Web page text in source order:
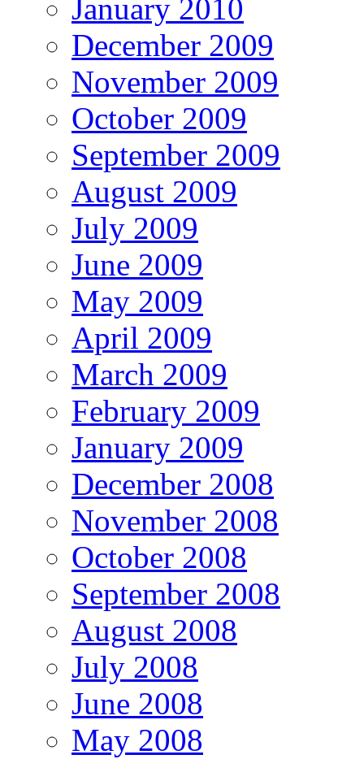
January 2010
December 2009
November 2009
October 2009
September 2009
August 2009
July 2009
June 2009
May 2009
April 2009
March 2009
February 2009
January 2009
December 2008
November 2008
October 2008
September 2008
August 2008
July 2008
June 2008
May 2008